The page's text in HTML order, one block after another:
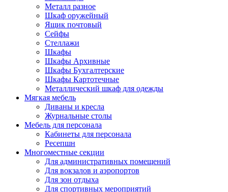
Металл разное
Шкаф оружейный
Ящик почтовый
Сейфы
Стеллажи
Шкафы
Шкафы Архивные
Шкафы Бухгалтерские
Шкафы Картотечные
Металлический шкаф для одежды
Мягкая мебель
Диваны и кресла
Журнальные столы
Мебель для персонала
Кабинеты для персонала
Ресепшн
Многоместные секции
Для административных помещений
Для вокзалов и аэропортов
Для зон отдыха
Для спортивных мероприятий